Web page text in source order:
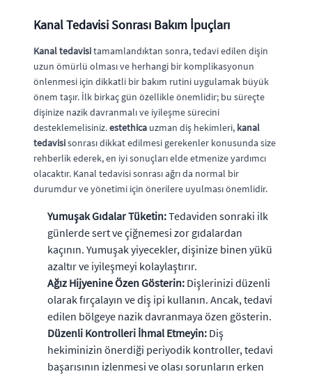
Kanal Tedavisi Sonrası Bakım İpuçları
Kanal tedavisitamamlandıktan sonra, tedavi edilen dişin
uzun ömürlü olması ve herhangi bir komplikasyonun
önlenmesi için dikkatli bir bakım rutini uygulamak büyük
önem taşır. İlk birkaç gün özellikle önemlidir; bu süreçte
dişinize nazik davranmalı ve iyileşme sürecini
desteklemelisiniz.estethica uzman diş hekimleri, kanal
tedavisisonrası dikkat edilmesi gerekenler konusunda size
rehberlik ederek, en iyi sonuçları elde etmenize yardımcı
olacaktır. Kanal tedavisi sonrası ağrı da normal bir
durumdur ve yönetimi için önerilere uyulması önemlidir.
Yumuşak Gıdalar Tüketin:Tedaviden sonraki ilk
günlerde sert ve çiğnemesi zor gıdalardan
kaçının. Yumuşak yiyecekler, dişinize binen yükü
azaltır ve iyileşmeyi kolaylaştırır.
Ağız Hijyenine Özen Gösterin: Dişlerinizi düzenli
olarak fırçalayın ve diş ipi kullanın. Ancak, tedavi
edilen bölgeye nazik davranmaya özen gösterin.
Düzenli Kontrolleri İhmal Etmeyin: Diş
hekiminizin önerdiği periyodik kontroller, tedavi
başarısının izlenmesi ve olası sorunların erken